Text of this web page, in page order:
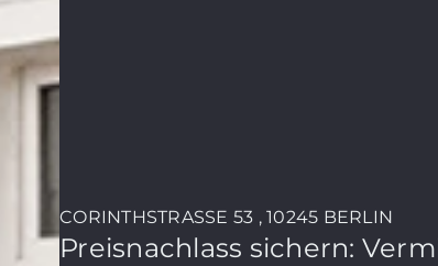
CORINTHSTRASSE 53 , 10245 BERLIN
Preisnachlass sichern: